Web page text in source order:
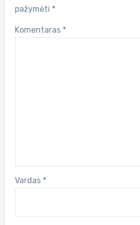
pažymėti *
Komentaras *
Vardas *